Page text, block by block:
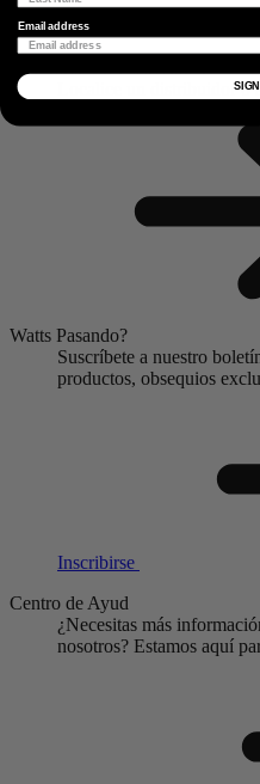
Localice un distribuidor o
Watts Pasando?
Suscríbete a nuestro
productos, obsequios
Inscribirse
Centro de Ayud
¿Necesitas más
nosotros? Estamos aquí
Email address